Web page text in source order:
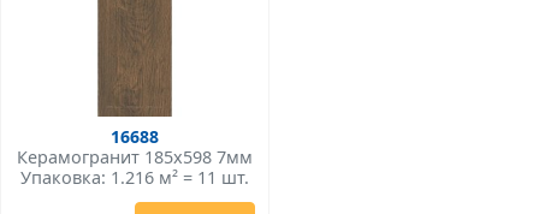
16688
Керамогранит 185x598 7мм
Упаковка: 1.216 м² = 11 шт.